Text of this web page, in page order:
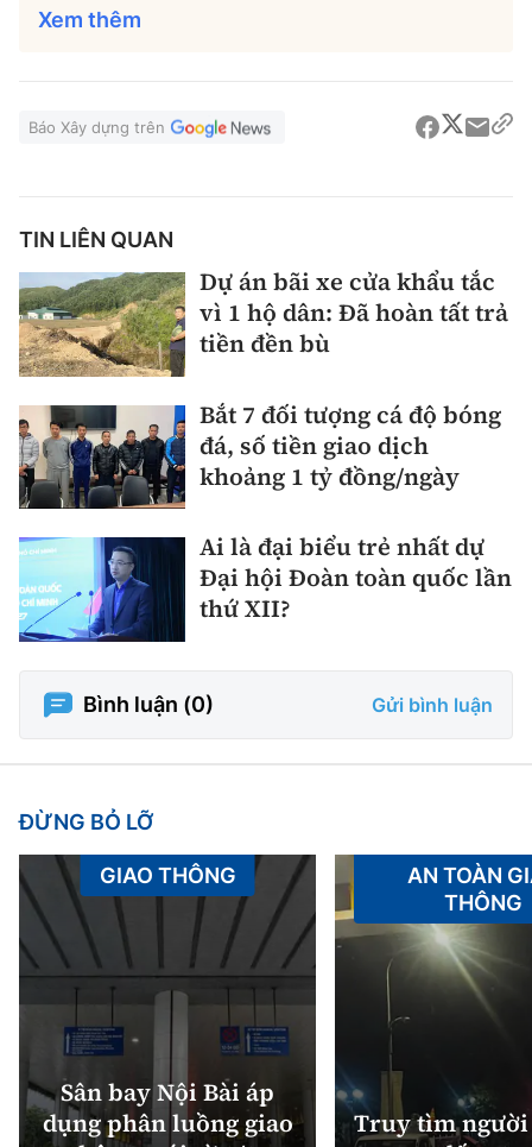
Xem thêm
Báo Xây dựng trên
TIN LIÊN QUAN
Dự án bãi xe cửa khẩu tắc
vì 1 hộ dân: Đã hoàn tất trả
tiền đền bù
Bắt 7 đối tượng cá độ bóng
đá, số tiền giao dịch
khoảng 1 tỷ đồng/ngày
Ai là đại biểu trẻ nhất dự
Đại hội Đoàn toàn quốc lần
thứ XII?
Bình luận (0) Gửi bình luận
ĐỪNG BỎ LỠ
Sân bay Nội Bài áp
dụng phân luồng giao
GIAO THÔNG
Truy tìm
AN TOÀN
THÔNG